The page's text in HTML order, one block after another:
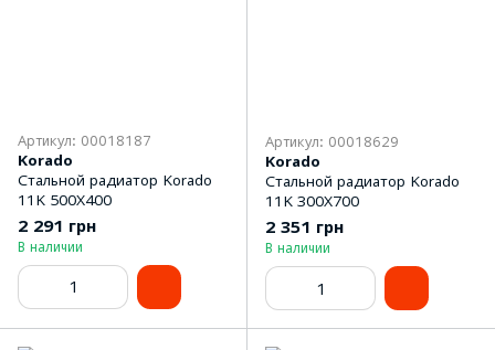
Артикул: 00018187
Korado
Стальной радиатор Korado
11K 500Х400
2 291 грн
В наличии
Артикул: 00018629
Korado
Стальной радиатор Korado
11K 300Х700
2 351 грн
В наличии